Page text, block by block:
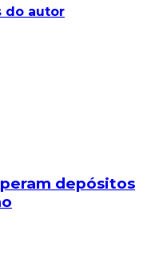
do autor
depósitos